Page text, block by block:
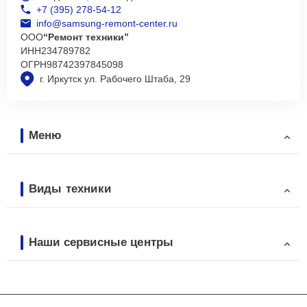
г. Иркутск ул. Рабочего Штаба, 29
+7 (395) 278-54-12
info@samsung-remont-center.ru
ООО“Ремонт техники”
ИНН234789782
ОГРН98742397845098
Меню
Виды техники
Наши сервисные центры